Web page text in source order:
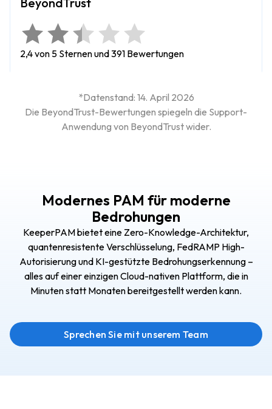
2,4 von 5 Sternen und 391 Bewertungen
*Datenstand: 14. April 2026
Die BeyondTrust-Bewertungen spiegeln die Support-
Anwendung von BeyondTrust wider.
Modernes PAM für moderne
Bedrohungen
KeeperPAM bietet eine Zero-Knowledge-Architektur,
quantenresistente Verschlüsselung, FedRAMP High-
Autorisierung und KI-gestützte Bedrohungserkennung –
alles auf einer einzigen Cloud-nativen Plattform, die in
Minuten statt Monaten bereitgestellt werden kann.
Sprechen Sie mit unserem Team